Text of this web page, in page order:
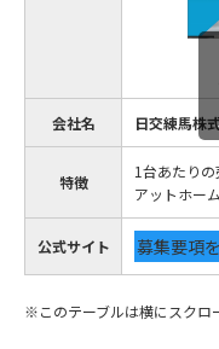
会社名 日交練馬株
特徴
1台あたり
アットホー
公式サイト 募集要項